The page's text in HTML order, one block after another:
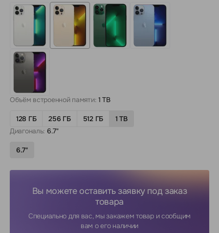
Объём встроенной памяти: 1 TB
128 ГБ 256 ГБ 512 ГБ
1 TB
Диагональ: 6.7"
6.7"
Вы можете оставить заявку под заказ
товара
Специально для вас, мы закажем товар и сообщим
вам о его наличии